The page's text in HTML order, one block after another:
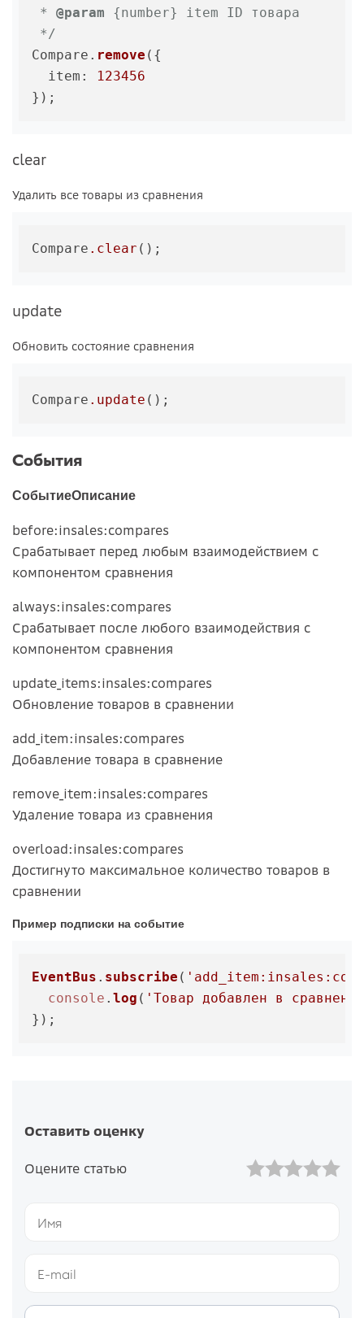
* @param {number} item ID товара
*/
Compare. remove ({
item :
123456
clear
Удалить все товары из сравнения
Compare .clear
update
Обновить состояние сравнения
Compare .update
События
СобытиеОписание
before:insales:compares
Срабатывает перед любым взаимодействием с
компонентом сравнения
always:insales:compares
Срабатывает после любого взаимодействия с
компонентом сравнения
update_items:insales:compares
Обновление товаров в сравнении
add_item:insales:compares
Добавление товара в сравнение
remove_item:insales:compares
Удаление товара из сравнения
overload:insales:compares
Достигнуто максимальное количество товаров в
сравнении
Пример подписки на событие
EventBus . subscribe (
console . log ( 'Товар добавлен в
});
Оставить оценку
Оцените статью